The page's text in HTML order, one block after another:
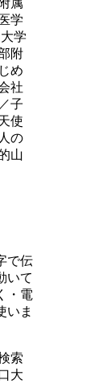
学
学
附
め
社
子
使
の
山
で伝
いて
・電
いま
索
大